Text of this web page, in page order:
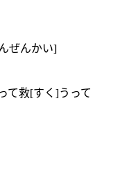
ぜんかい]
て救[すく]うって